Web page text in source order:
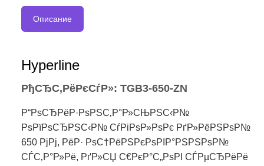
Описание
Hyperline
РђСЂС‚РёРєСѓР»: TGB3-650-ZN
Р“РѕСЂРёР·РѕРЅС‚Р°Р»СЊРЅС‹Р№
РѕРїРѕСЂРЅС‹Р№ СѓРіРѕР»РѕРє РґР»РёРЅРѕР№
650 РјРј, РёР· РѕС†РёРЅРєРѕРІР°РЅРЅРѕР№
СЃС‚Р°Р»Рё, РґР»СЏ С€РєР°С„РѕРІ СЃРµСЂРёРё